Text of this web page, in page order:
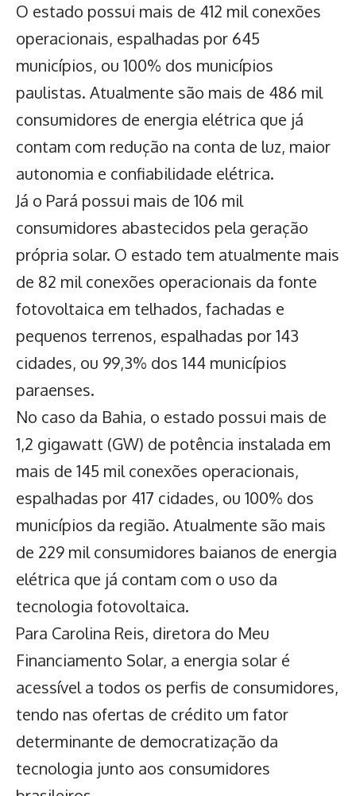
O estado possui mais de 412 mil conexões
operacionais, espalhadas por 645
municípios, ou 100% dos municípios
paulistas. Atualmente são mais de 486 mil
consumidores de energia elétrica que já
contam com redução na conta de luz, maior
autonomia e confiabilidade elétrica.
Já o Pará possui mais de 106 mil
consumidores abastecidos pela geração
própria solar. O estado tem atualmente mais
de 82 mil conexões operacionais da fonte
fotovoltaica em telhados, fachadas e
pequenos terrenos, espalhadas por 143
cidades, ou 99,3% dos 144 municípios
paraenses.
No caso da Bahia, o estado possui mais de
1,2 gigawatt (GW) de potência instalada em
mais de 145 mil conexões operacionais,
espalhadas por 417 cidades, ou 100% dos
municípios da região. Atualmente são mais
de 229 mil consumidores baianos de energia
elétrica que já contam com o uso da
tecnologia fotovoltaica.
Para Carolina Reis, diretora do Meu
Financiamento Solar, a energia solar é
acessível a todos os perfis de consumidores,
tendo nas ofertas de crédito um fator
determinante de democratização da
tecnologia junto aos consumidores